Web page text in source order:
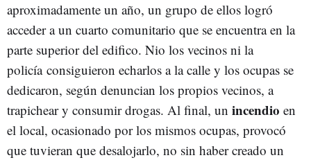
aproximadamente un año, un grupo de ellos logró
acceder a un cuarto comunitario que se encuentra en la
parte superior del edifico. Nio los vecinos ni la
policía consiguieron echarlos a la calle y los ocupas se
dedicaron, según denuncian los propios vecinos, a
trapichear y consumir drogas. Al final, un incendio en
el local, ocasionado por los mismos ocupas, provocó
que tuvieran que desalojarlo, no sin haber creado un